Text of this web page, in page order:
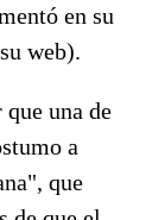
en su
web).
una de
a
que